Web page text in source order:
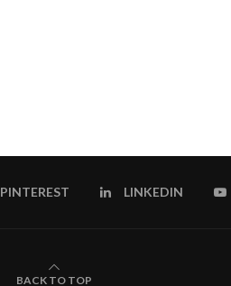
PINTEREST LINKEDIN
BACK TO TOP